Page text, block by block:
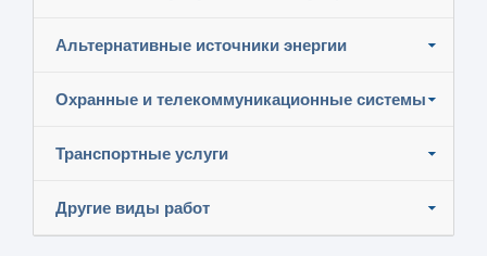
Альтернативные источники энергии
Охранные и телекоммуникационные системы
Транспортные услуги
Другие виды работ